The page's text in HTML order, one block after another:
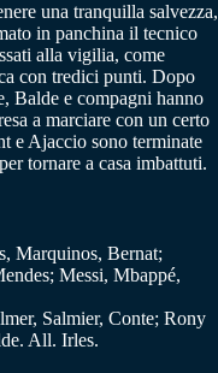
una tranquilla salvezza,
in panchina il tecnico
alla vigilia, come
con tredici punti. Dopo
Balde e compagni hanno
a marciare con un certo
e Ajaccio sono terminate
tornare a casa imbattuti.
Marquinos, Bernat;
Messi, Mbappé,
Salmier, Conte; Rony
All. Irles.